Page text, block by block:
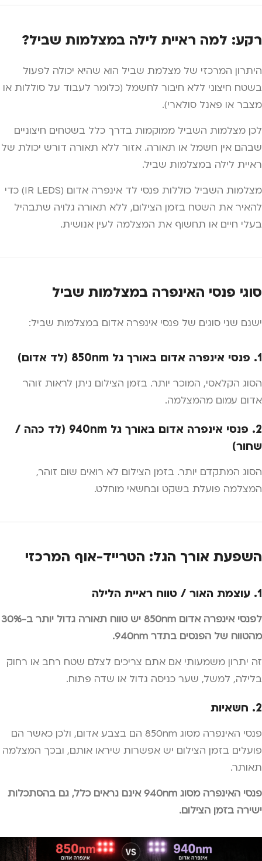
רקע: למה ראיית לילה במצלמות שביל?
היתרון המרכזי של מצלמת שביל הוא שהיא יכולה לפעול
בשטח חיצוני ללא חיבור לחשמל (כלומר לעבוד על סוללות או
מצבר או פאנל סולארי).
לכן מצלמות השביל ממוקמות בדרך כלל בשטחים חיצוניים
שבהם אין חשמל או תאורה. אזור ללא תאורה דורש יכולת של
ראיית לילה במצלמות שביל.
מצלמות השביל כוללות פנסי לד אינפרה אדום (IR LEDS) כדי
להאיר את השטח בזמן הצילום, ללא תאורה גלויה שתבהיל
בעלי חיים או תחשוף את המצלמה לעין אנושית.
סוגי פנסי האינפרה במצלמות שביל
ישנם שני סוגים של פנסי אינפרה אדום במצלמות שביל:
1. פנסי אינפרה אדום באורך גל 850nm (לד אדום)
הסוג הקלאסי, המוכר יותר. בזמן הצילום ניתן לראות זוהר
אדום עמום מהמצלמה.
2. פנסי אינפרה אדום באורך גל 940nm (לד כהה /
שחור)
הסוג המתקדם יותר. בזמן הצילום לא רואים שום זוהר,
המצלמה פועלת בשקט ובחשאי מוחלט.
השפעת אורך הגל: הטרייד-אוף המרכזי
1. עוצמת האור / טווח ראיית הלילה
לפנסי אינפרה אדום 850nm יש טווח תאורה גדול יותר ב-30%
מהטווח של הפנסים בתדר 940nm.
זה יתרון משמעותי אם אתם צריכים לצלם שטח רחב או רחוק
בלילה, למשל, שער כניסה גדול או שדה פתוח.
2. חשאיות
פנסי האינפרה מסוג 850nm הם בצבע אדום, ולכן כאשר הם
פועלים בזמן הצילום יש אפשרות שיראו אותם, ובכך המצלמה
תאותר.
פנסי האינפרה מסוג 940nm אינם נראים כלל, גם בהסתכלות
ישירה בזמן הצילום.